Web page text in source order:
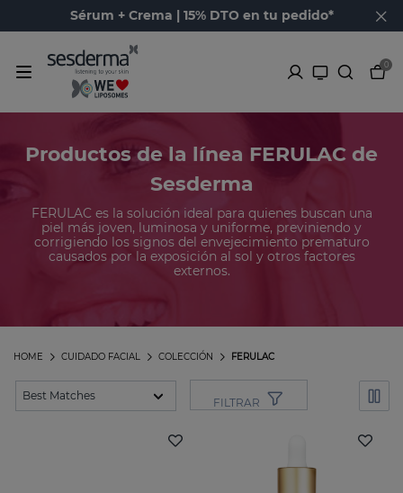
Sérum + Crema | 15% DTO en tu pedido*
0
Productos de la línea FERULAC de
Sesderma
FERULAC es la solución ideal para quienes buscan una
piel más joven, luminosa y uniforme, previniendo y
corrigiendo los signos del envejecimiento prematuro
causados ​​por la exposición al sol y otros factores
externos.
FERULAC
COLECCIÓN
CUIDADO FACIAL
HOME
FILTRAR